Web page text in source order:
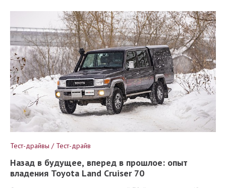
Тест-драйвы / Тест-драйв
Назад в будущее, вперед в прошлое: опыт
владения Toyota Land Cruiser 70